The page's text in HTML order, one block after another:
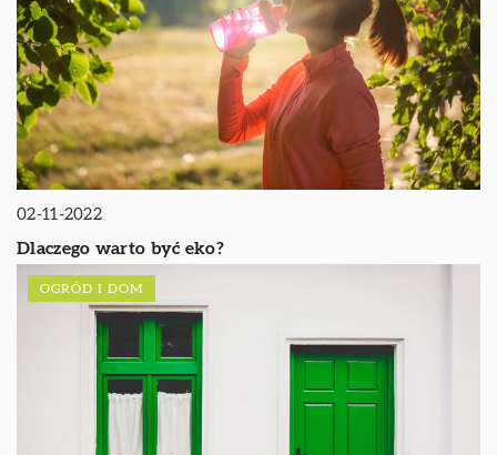
02-11-2022
Dlaczego warto być eko?
OGRÓD I DOM